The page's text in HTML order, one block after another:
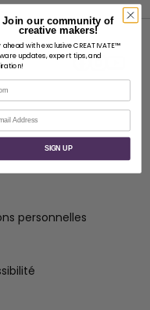
personnelles
Join our community of
creative makers!
ahead with exclusive CREATIVATE™
updates, expert tips, and
SIGN UP